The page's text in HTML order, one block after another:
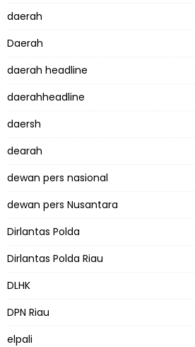
daerah
Daerah
daerah headline
daerahheadline
daersh
dearah
dewan pers nasional
dewan pers Nusantara
Dirlantas Polda
Dirlantas Polda Riau
DLHK
DPN Riau
elpali